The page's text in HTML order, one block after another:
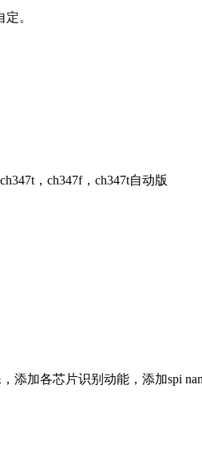
。
，ch347f，ch347t自动版
添加各芯片识别动能，添加spi